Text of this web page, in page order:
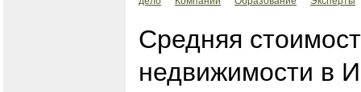
Средняя
недвижимости в